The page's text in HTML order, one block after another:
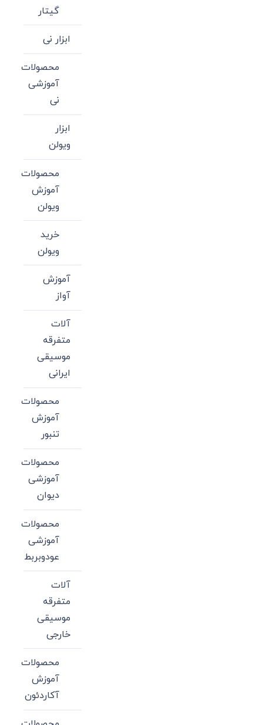
گیتار
ابزار نی
محصولات
آموزشی
نی
ابزار
ویولن
محصولات
آموزش
ویولن
خرید
ویولن
آموزش
آواز
آلات
متفرقه
موسیقی
ایرانی
محصولات
آموزش
تنبور
محصولات
آموزشی
دیوان
محصولات
آموزشی
عودوبربط
آلات
متفرقه
موسیقی
خارجی
محصولات
آموزش
آکاردئون